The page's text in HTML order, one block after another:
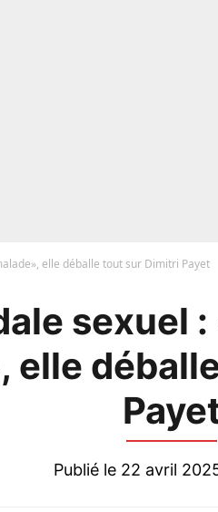
elle déballe tout sur Dimitri Payet
sexuel
elle
Publié le 22 avril